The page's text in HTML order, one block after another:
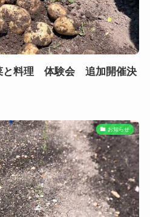
と料理 体験会 追加開催決
お知らせ